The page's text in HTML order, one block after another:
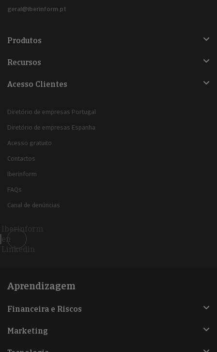
geral@iberinform.pt
Produtos
Recursos
Acesso Clientes
Diretório de empresas Portugal
Diretório de empresas Espanha
Acesso gratuito
Contactos
Iberinform
FAQs
Canal de denúncias
Iberinform
en
Linkedin
Aprendizagem
Financeira e Riscos
Marketing